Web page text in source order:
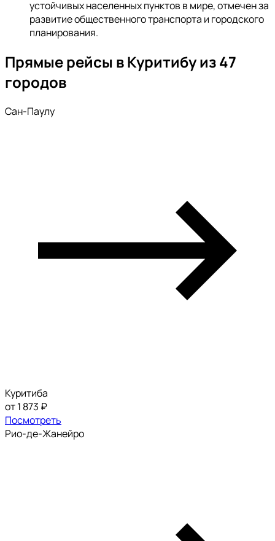
устойчивых населенных пунктов в мире, отмечен за
развитие общественного транспорта и городского
планирования.
Прямые рейсы в Куритибу из 47
городов
Сан-Паулу
Куритиба
от 1 873 ₽
Посмотреть
Рио-де-Жанейро